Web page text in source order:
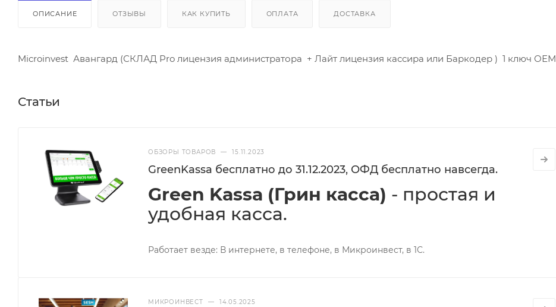
ОПИСАНИЕ ОТЗЫВЫ КАК КУПИТЬ ОПЛАТА ДОСТАВКА
Microinvest Авангард (СКЛАД Pro лицензия администратора + Лайт лицензия кассира или Баркодер ) 1 ключ ОЕМ
Статьи
ОБЗОРЫ ТОВАРОВ — 15.11.2023
GreenKassa бесплатно до 31.12.2023, ОФД бесплатно навсегда.
Green Kassa (Грин касса) - простая и
удобная касса.
Работает везде: В интернете, в телефоне, в Микроинвест, в 1С.
МИКРОИНВЕСТ — 14.05.2025